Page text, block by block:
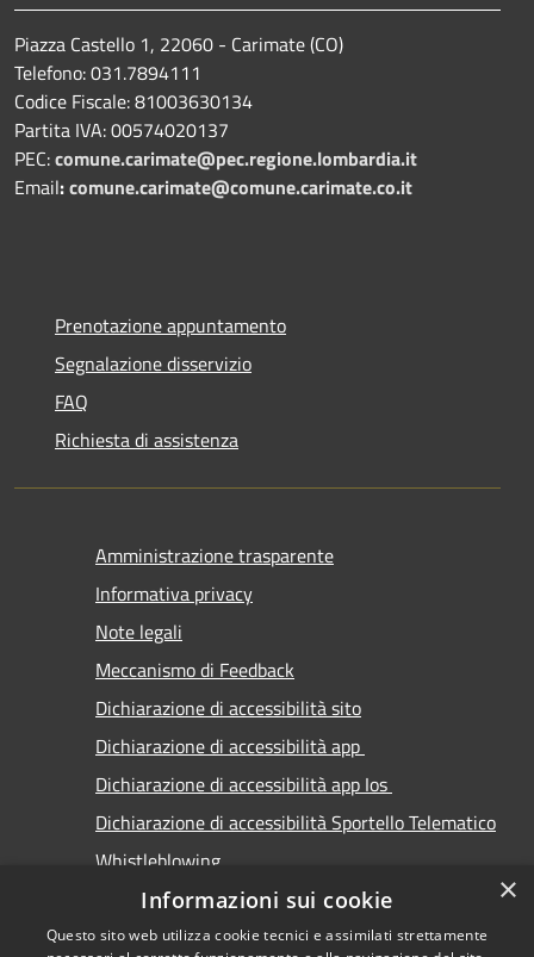
Piazza Castello 1, 22060 - Carimate (CO)
Telefono: 031.7894111
Codice Fiscale: 81003630134
Partita IVA: 00574020137
PEC:comune.carimate@pec.regione.lombardia.it
Email:comune.carimate@comune.carimate.co.it
Prenotazione appuntamento
Segnalazione disservizio
FAQ
Richiesta di assistenza
Amministrazione trasparente
Informativa privacy
Note legali
Meccanismo di Feedback
Dichiarazione di accessibilità sito
Dichiarazione di accessibilità app
Dichiarazione di accessibilità app Ios
Dichiarazione di accessibilità Sportello Telematico
Whistleblowing
×
Informazioni sui cookie
Questo sito web utilizza cookie tecnici e assimilati strettamente